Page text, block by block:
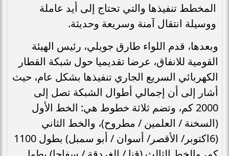
المخطط تنفيذها والتي تحتاج إلى أيد عاملة
ووسيلة انتقال آمنة وسريعة وحديثة.
وبعدها، قدم اللواء طارق جويلي، رئيس الهيئة
القومية للانفاق، عرضا تقديميا حول شبكة القطار
الكهربائي السريع الجاري تنفيذها بشكل عام، حيث
أشار إلى أن إجمالي أطوال الشبكة تصل إلى
2000 كم، وتضم ثلاثة خطوط هي: الخط الأول
(السخنة / العلمين / مطروح)، والخط الثاني
(6اكتوبر/ الأقصر/ أسوان / أبو سمبل) بطول 1100